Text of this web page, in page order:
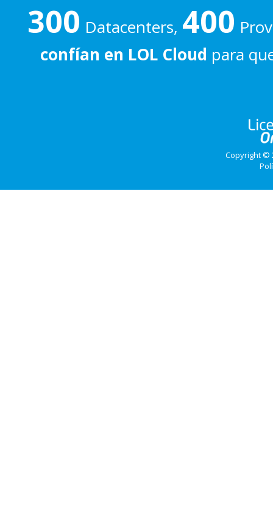
300 Datacenters, 400
confían en LOL Cloud para
Copyright ©